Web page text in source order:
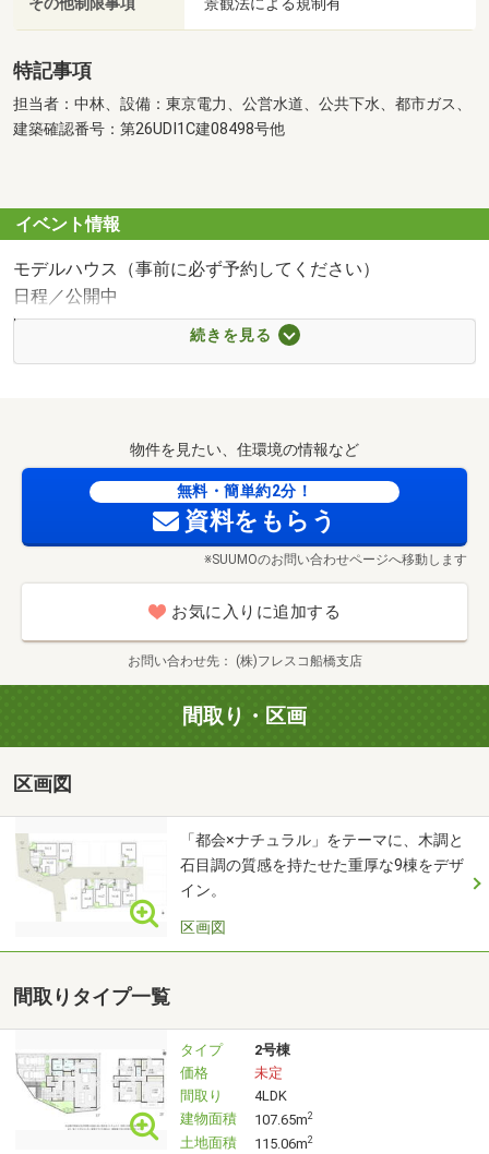
その他制限事項
特記事項
担当者：中林、設備：東京電力、公営水道、公共下水、都市ガス、
建築確認番号：第26UDI1C建08498号他
イベント情報
モデルハウス（事前に必ず予約してください）
日程／公開中
時間／9:00～18:00
（事前に必ず予約してください）
時間／09：00～18：00 お車での来場可／塚田駅までの送
迎も致します♪
おおよその所要時間や内容は、以下ご参考ください
◆モデルハウス見学（30分～）
◆資金計画のご相談（30分～）
※ZOOMによるオンライン相談も可能です！
ご都合の合う時間を選んで是非ご予約ください♪
【フリーダイヤル：0800-170-0870】
＜注文住宅を32年手掛けてきたフレスコ＞が作る
品質と暮らしやすさを追求した分譲住宅です。
―全棟オリジナル設計のため色や間取り、デザイン等自由
に見比べ可能
◆**資金計画の相談
―住宅ローン、頭金、月々の支払いなど何でもご相談くだ
FPの資格を持ったスタッフがお話しを伺わせていただきま
す。
◆**地震の揺れを大幅軽減！震度7を震度4程度に抑える免
震構造**
◆**高断熱仕様のZEH基準住宅(消費電力20％以上削減）**
◆**炭を活用した空気清浄効果で、健康的な室内空間を実
続きを見る
物件を見たい、住環境の情報など
無料・簡単約2分！
資料をもらう
※SUUMOのお問い合わせページへ移動します
お気に入りに追加する
お問い合わせ先 (株)フレスコ船橋支店
間取り・区画
区画図
「都会×ナチュラル」をテーマに、木調と
石目調の質感を持たせた重厚な9棟をデザ
イン。
区画図
間取りタイプ一覧
タイプ
2号棟
価格
未定
間取り
4LDK
建物面積
107.65m2
土地面積 115.06m2